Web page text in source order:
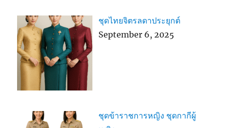
ชุดไทยจิตรลดาประยุกต์
September 6, 2025
ชุดข้าราชการหญิง ชุดกากีผู้